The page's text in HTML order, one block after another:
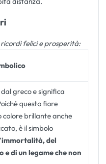
felici e prosperità:
greco e significa
questo fiore
colore brillante anche
è il simbolo
immortalità, del
e di un legame che non